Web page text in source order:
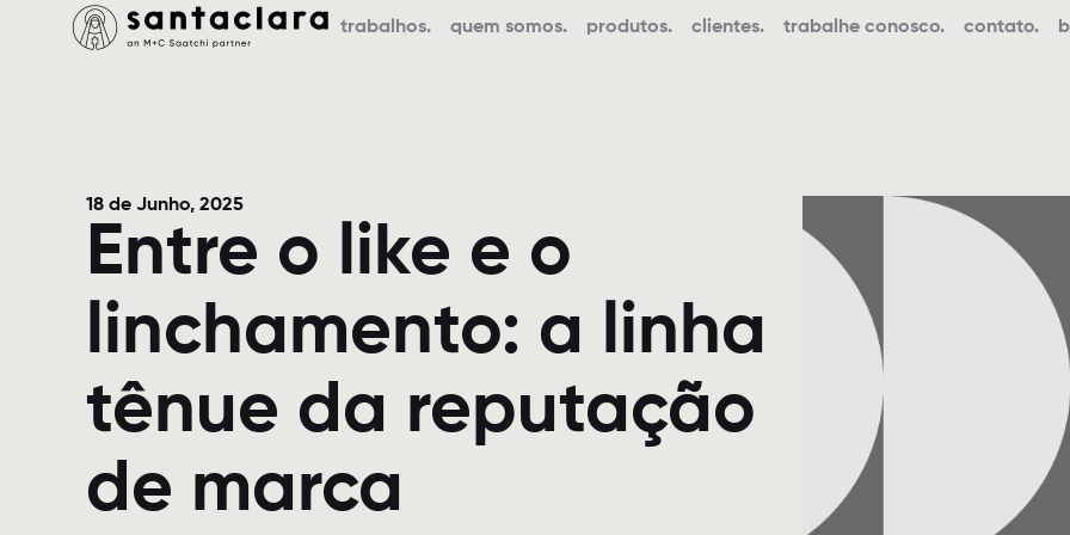
trabalhos. quem somos. produtos. clientes. trabalhe conosco. contato.
18 de Junho, 2025
Entre o like e o
linchamento: a linha
tênue da reputação
de marca